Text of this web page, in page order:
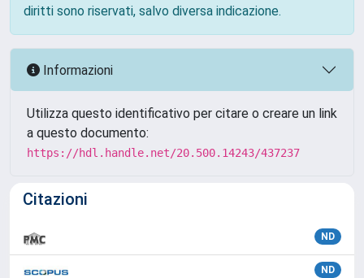
diritti sono riservati, salvo diversa indicazione.
Informazioni
Utilizza questo identificativo per citare o creare un link
a questo documento:
https://hdl.handle.net/20.500.14243/437237
Citazioni
ND
ND